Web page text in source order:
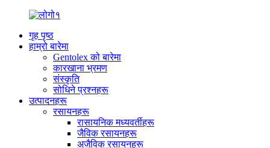
गृह पृष्ठ
हाम्रो बारेमा
Gentolex को बारेमा
कारखाना भ्रमण
संस्कृति
सोधिने प्रश्नहरू
उत्पादनहरू
रसायनहरू
रासायनिक मध्यवर्तीहरू
जैविक रसायनहरू
अजैविक रसायनहरू